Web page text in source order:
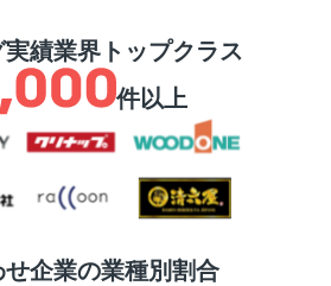
績業界トップクラス
件以上
せ企業の業種別割合